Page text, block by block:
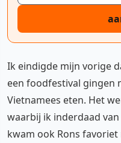
Ik eindigde mijn vorige
een foodfestival gingen
Vietnamees eten. Het
waarbij ik inderdaad
kwam ook Rons